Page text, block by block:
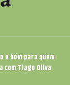
bom para quem
com Tiago Oliva